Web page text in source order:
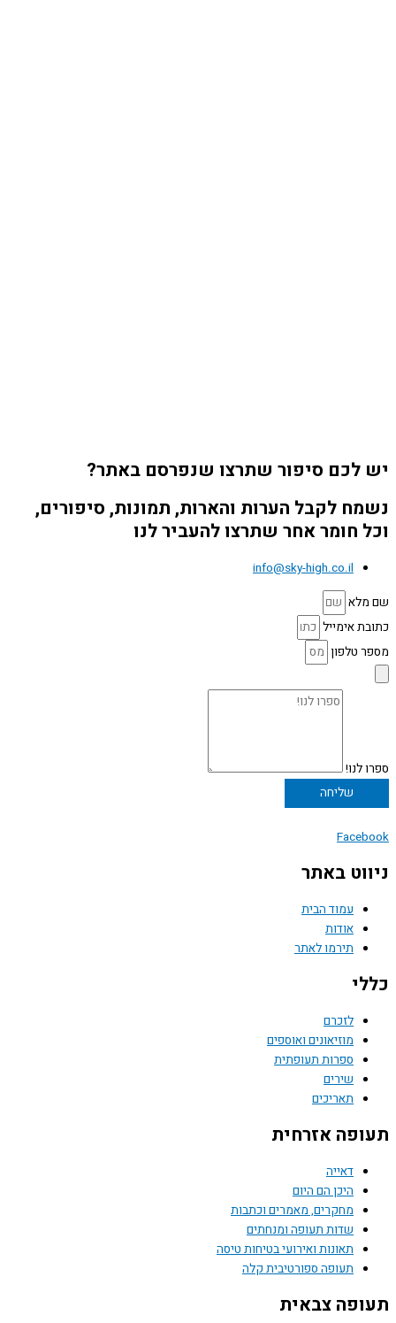
יש לכם סיפור שתרצו שנפרסם באתר?
נשמח לקבל הערות והארות, תמונות, סיפורים,
וכל חומר אחר שתרצו להעביר לנו
info@sky-high.co.il
שם מלא
כתובת אימייל
מספר טלפון
ספרו לנו!
שליחה
Facebook
ניווט באתר
עמוד הבית
אודות
תירמו לאתר
כללי
לזכרם
מוזיאונים ואוספים
ספרות תעופתית
שירים
תאריכים
תעופה אזרחית
דאייה
היכן הם היום
מחקרים, מאמרים וכתבות
שדות תעופה ומנחתים
תאונות ואירועי בטיחות טיסה
תעופה ספורטיבית קלה
תעופה צבאית